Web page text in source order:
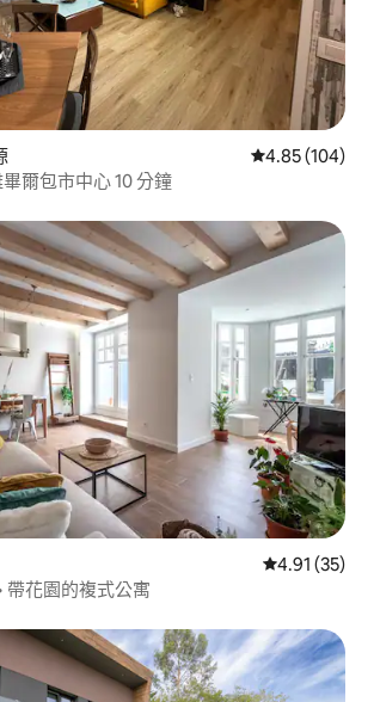
從 104 則評價
4.85 (104)
距離畢爾包市中心 10 分鐘
從 35 則評價
4.91 (35)
帶花園的複式公寓